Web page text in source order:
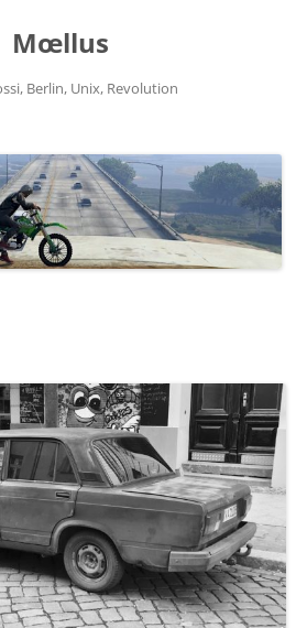
Mœllus
Berlin, Unix, Revolution